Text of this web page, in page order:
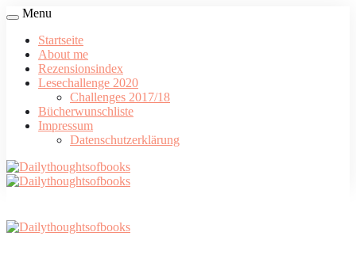
Menu
Startseite
About me
Rezensionsindex
Lesechallenge 2020
Challenges 2017/18
Bücherwunschliste
Impressum
Datenschutzerklärung